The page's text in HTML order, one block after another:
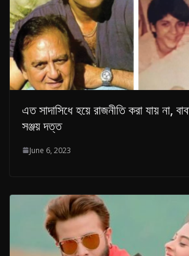
এত সাদাসিধে হয়ে রাজনীতি করা যায় না,
সঞ্জয় দত্ত
June 6, 2023